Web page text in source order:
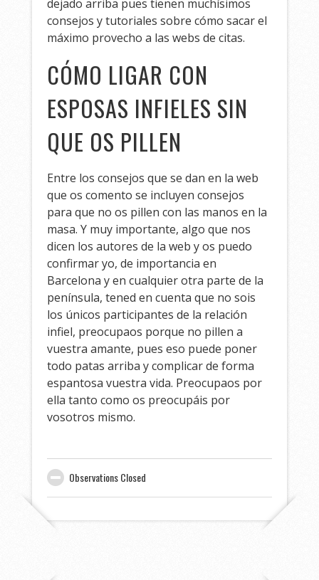
dejado arriba pues tienen muchísimos
consejos y tutoriales sobre cómo sacar el
máximo provecho a las webs de citas.
CÓMO LIGAR CON
ESPOSAS INFIELES SIN
QUE OS PILLEN
Entre los consejos que se dan en la web
que os comento se incluyen consejos
para que no os pillen con las manos en la
masa. Y muy importante, algo que nos
dicen los autores de la web y os puedo
confirmar yo, de importancia en
Barcelona y en cualquier otra parte de la
península, tened en cuenta que no sois
los únicos participantes de la relación
infiel, preocupaos porque no pillen a
vuestra amante, pues eso puede poner
todo patas arriba y complicar de forma
espantosa vuestra vida. Preocupaos por
ella tanto como os preocupáis por
vosotros mismo.
Observations Closed